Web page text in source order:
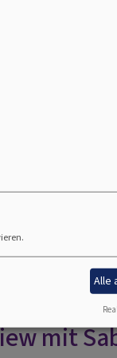
es für euch?
mit
Alle